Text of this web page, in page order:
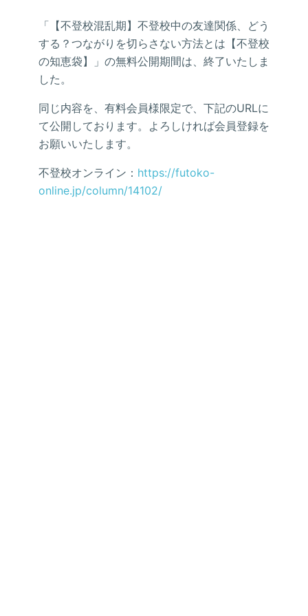
「【不登校混乱期】不登校中の友達関係、どう
する？つながりを切らさない方法とは【不登校
の知恵袋】」の無料公開期間は、終了いたしま
した。
同じ内容を、有料会員様限定で、下記のURLに
て公開しております。よろしければ会員登録を
お願いいたします。
不登校オンライン： https://futoko-
online.jp/column/14102/